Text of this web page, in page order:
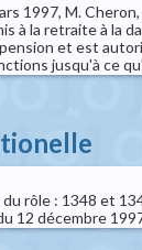
1997, M.
à la retraite à la
et est
jusqu'à ce
rôle : 1348 et
12 décembre